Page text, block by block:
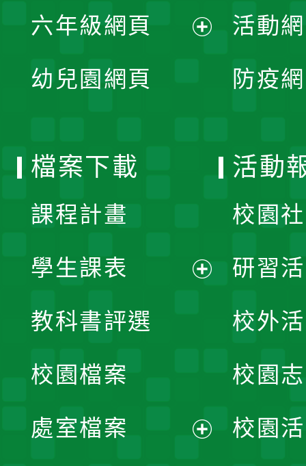
單
選
開
六年級網頁
幼兒園網頁
活動
防疫
檔案下載
課程計畫
學生課表
單
教科書評選
校園檔案
處室檔案
活動
校園
研習
校外
校園
校園